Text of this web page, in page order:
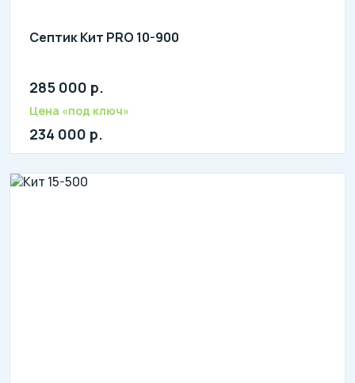
Септик Кит PRO 10-900
Количество человек: 8-10
литров в сутки: 2000
285 000 р.
Цена «под ключ»
234 000 р.